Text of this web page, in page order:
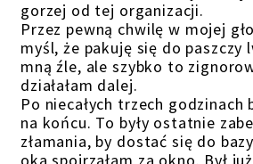
gorzej od tej organizacji.
Przez pewną chwilę w mojej
myśl, że pakuję się do paszczy
mną źle, ale szybko to
działałam dalej.
Po niecałych trzech godzinach
na końcu. To były ostatnie
złamania, by dostać się do